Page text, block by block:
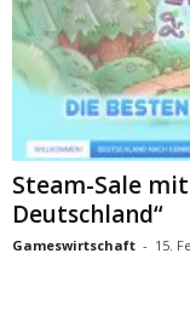
Steam-Sale
Deutschland“
Gameswirtschaft - 15.